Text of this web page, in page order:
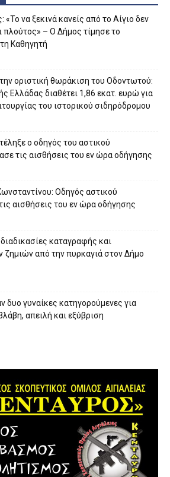
να ξεκινά κανείς από το Αίγιο δεν
πλούτος» – O Δήμος τίμησε το
Καθηγητή
οριστική θωράκιση του Οδοντωτού:
Ελλάδας διαθέτει 1,86 εκατ. ευρώ για
του ιστορικού σιδηρόδρομου
ο οδηγός του αστικού
τις αισθήσεις του εν ώρα οδήγησης
Οδηγός αστικού
αισθήσεις του εν ώρα οδήγησης
καταγραφής και
από την πυρκαγιά στον Δήμο
δυο γυναίκες κατηγορούμενες για
απειλή και εξύβριση